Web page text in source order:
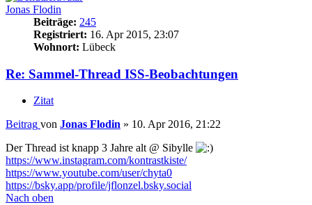
Jonas Flodin
Beiträge: 245
Registriert: 16. Apr 2015, 23:07
Wohnort: Lübeck
Re: Sammel-Thread ISS-Beobachtungen
Zitat
Beitrag von Jonas Flodin » 10. Apr 2016, 21:22
Der Thread ist knapp 3 Jahre alt @ Sibylle
https://www.instagram.com/kontrastkiste/
https://www.youtube.com/user/chyta0
https://bsky.app/profile/jflonzel.bsky.social
Nach oben